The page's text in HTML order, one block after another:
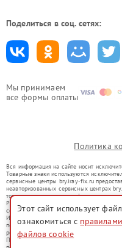
Мы принимаем
все формы оплаты
Поделиться в соц. сетях:
Политика
Вся информация на сайте носит
Товарные знаки используются
сервисные центры bry.iray-fix.ru
неавторизованных сервисных центрах
товарных знаков или их официальными
Ремонт осуществляется для устройств,
со статьей 1487 ГК РФ.
Использование товарных знаков не
потребителей в заблуждение, а служит
ремонту техники указанных брендов.
Представленная на сайте информация не
Этот сайт использует
ознакомиться с
файлов cookie